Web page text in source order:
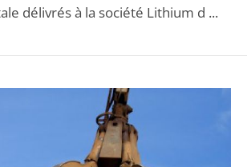
délivrés à la société Lithium d ...